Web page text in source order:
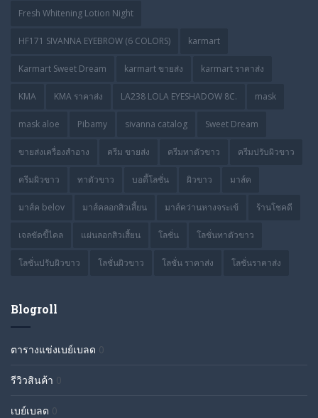
Fresh Whitening Lotion Night
HF171 SIVANNA EYEBROW (6 COLORS) karmart
Karmart Sweet Dream karmart ขายส่ง karmart ราคาส่ง
KMA KMA ราคาส่ง LA238 LOLA EYESHADOW 8C. mask
mask aloe Pibamy sivanna catalog Sweet Dream
ขายส่งเครื่องสำอาง ครีม ขายส่ง ครีมทาตัวขาว ครีมปรับผิวขาว
ครีมผิวขาว ทาตัวขาว บอดี้โลชั่น ผิวขาว มาส์ค
มาส์ค belov มาส์คลอกสิวเสี้ยน มาส์คว่านหางจระเข้ ร้านโชคดี
เจลขัดขี้ไคล แผ่นลอกสิวเสี้ยน โลชั่น โลชั่นทาตัวขาว
โลชั่นปรับผิวขาว โลชั่นผิวขาว โลชั่น ราคาส่ง โลชั่นราคาส่ง
Blogroll
ตารางแข่งเบย์เบลด 0
รีวิวสินค้า 0
เบย์เบลด 0